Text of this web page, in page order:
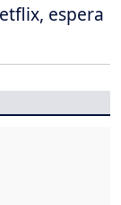
espera